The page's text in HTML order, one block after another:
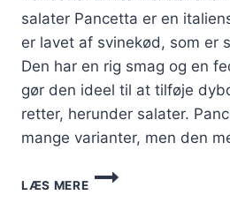
salater Pancetta er en
er lavet af svinekød, som er
Den har en rig smag og en
gør den ideel til at tilføje
retter, herunder salater.
mange varianter, men den
LÆS MERE
PANCETTA
I